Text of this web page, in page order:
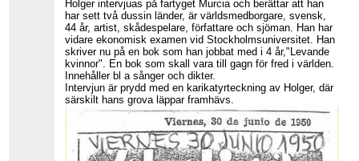
Holger intervjuas på fartyget Murcia och berättar att han
har sett två dussin länder, är världsmedborgare, svensk,
44 år, artist, skådespelare, författare och sjöman. Han har
vidare ekonomisk examen vid Stockholmsuniversitet. Han
skriver nu på en bok som han jobbat med i 4 år,"Levande
kvinnor". En bok som skall vara till gagn för fred i världen.
Innehåller bl a sånger och dikter.
Intervjun är prydd med en karikatyrteckning av Holger, där
särskilt hans grova läppar framhävs.